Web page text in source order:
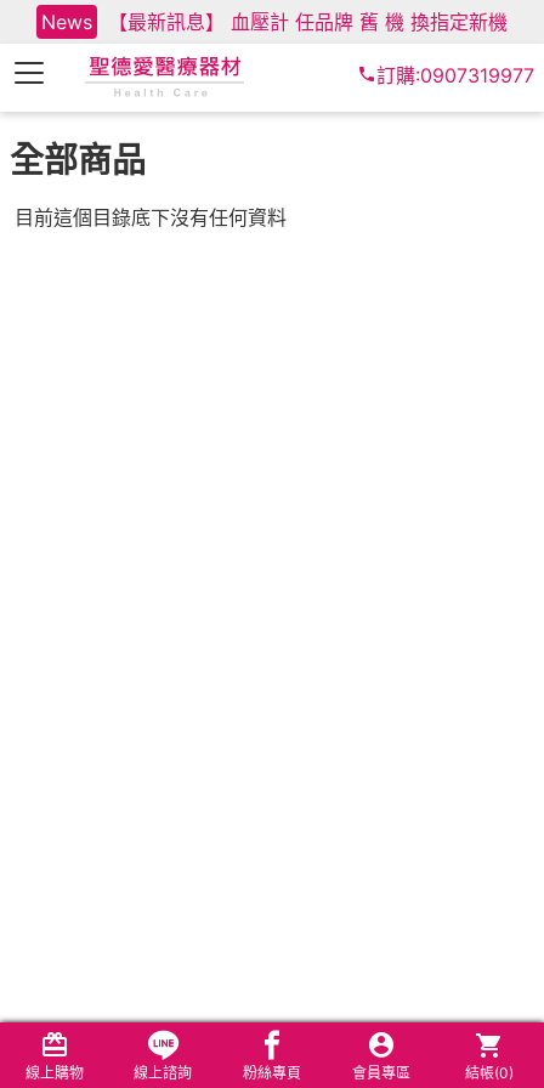
News 【最新訊息】 血壓計 任品牌 舊 機 換指定新機
訂購:0907319977
全部商品
目前這個目錄底下沒有任何資料
線上購物 線上諮詢 粉絲專頁 會員專區 結帳(0)